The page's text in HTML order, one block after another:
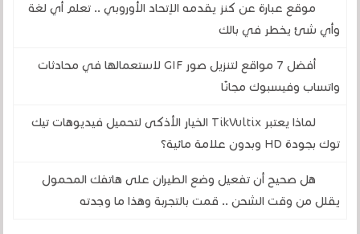
موقع عبارة عن كنز يقدمه الإتحاد الأوروبي .. تعلم أي لغة
وأي شئ يخطر في بالك
أفضل 7 مواقع لتنزيل صور GIF لاستعمالها في محادثات
واتساب وفيسبوك مجانًا
لماذا يعتبر TikVultix الخيار الأذكى لتحميل فيديوهات تيك
توك بجودة HD وبدون علامة مائية؟
هل صحيح أن تفعيل وضع الطيران على هاتفك المحمول
يقلل من وقت الشحن .. قمت بالتجربة وهذا ما وجدته